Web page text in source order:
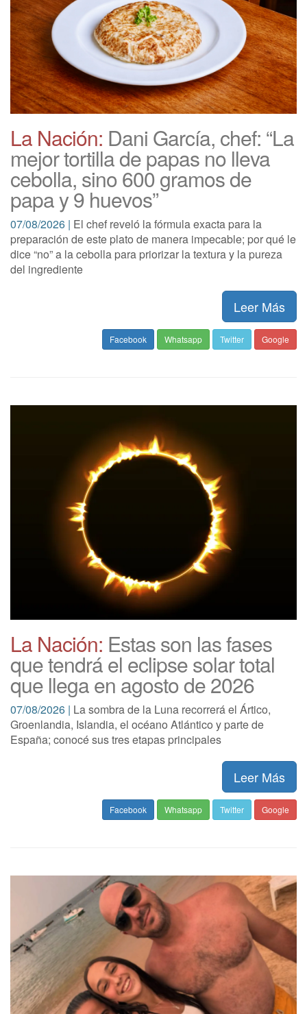
La Nación: Dani García, chef: “La
mejor tortilla de papas no lleva
cebolla, sino 600 gramos de
papa y 9 huevos”
07/08/2026 | El chef reveló la fórmula exacta para la
preparación de este plato de manera impecable; por qué le
dice “no” a la cebolla para priorizar la textura y la pureza
del ingrediente
Leer Más
Facebook Whatsapp Twitter Google
La Nación: Estas son las fases
que tendrá el eclipse solar total
que llega en agosto de 2026
07/08/2026 | La sombra de la Luna recorrerá el Ártico,
Groenlandia, Islandia, el océano Atlántico y parte de
España; conocé sus tres etapas principales
Leer Más
Facebook Whatsapp Twitter Google